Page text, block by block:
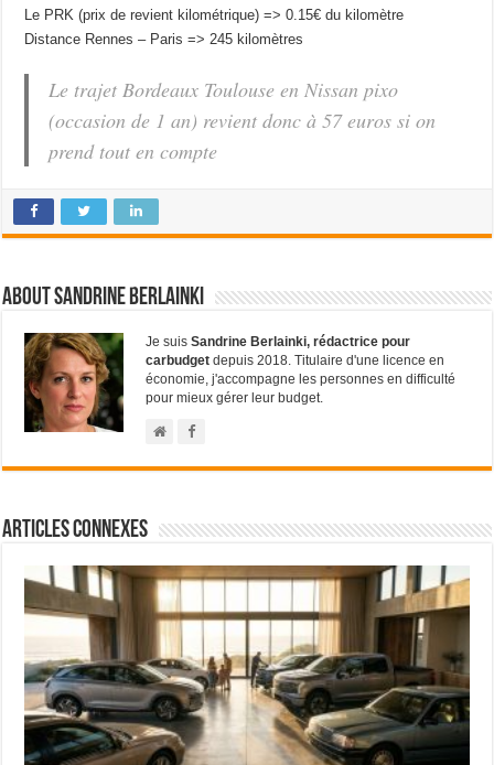
Le PRK (prix de revient kilométrique) => 0.15€ du kilomètre
Distance Rennes – Paris => 245 kilomètres
Le trajet Bordeaux Toulouse en Nissan pixo
(occasion de 1 an) revient donc à 57 euros si on
prend tout en compte
About Sandrine Berlainki
Je suisSandrine Berlainki, rédactrice pour
carbudget depuis 2018. Titulaire d'une licence en
économie, j'accompagne les personnes en difficulté
pour mieux gérer leur budget.
Articles connexes